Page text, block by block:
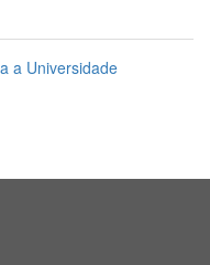
a Universidade